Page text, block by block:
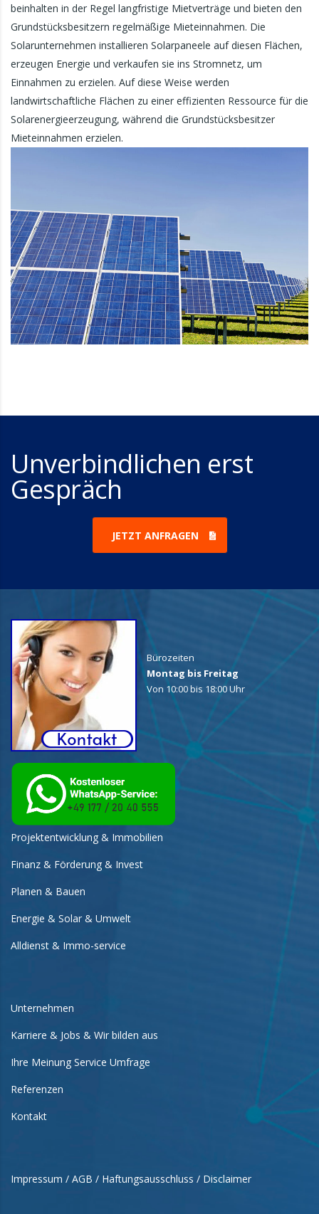
beinhalten in der Regel langfristige Mietverträge und bieten den
Grundstücksbesitzern regelmäßige Mieteinnahmen. Die
Solarunternehmen installieren Solarpaneele auf diesen Flächen,
erzeugen Energie und verkaufen sie ins Stromnetz, um
Einnahmen zu erzielen. Auf diese Weise werden
landwirtschaftliche Flächen zu einer effizienten Ressource für die
Solarenergieerzeugung, während die Grundstücksbesitzer
Mieteinnahmen erzielen.
Unverbindlichen erst
Gespräch
JETZT ANFRAGEN
Bürozeiten
Montag bis Freitag
Von 10:00 bis 18:00 Uhr
Projektentwicklung & Immobilien
Finanz & Förderung & Invest
Planen & Bauen
Energie & Solar & Umwelt
Alldienst & Immo-service
Unternehmen
Karriere & Jobs & Wir bilden aus
Ihre Meinung Service Umfrage
Referenzen
Kontakt
Impressum / AGB / Haftungsausschluss / Disclaimer